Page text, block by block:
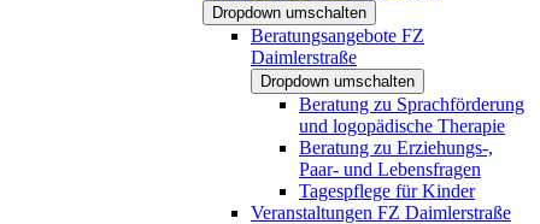
Dropdown umschalten
Beratungsangebote FZ
Daimlerstraße
Dropdown umschalten
Beratung zu Sprachförderung
und logopädische Therapie
Beratung zu Erziehungs-,
Paar- und Lebensfragen
Tagespflege für Kinder
Veranstaltungen FZ Daimlerstraße